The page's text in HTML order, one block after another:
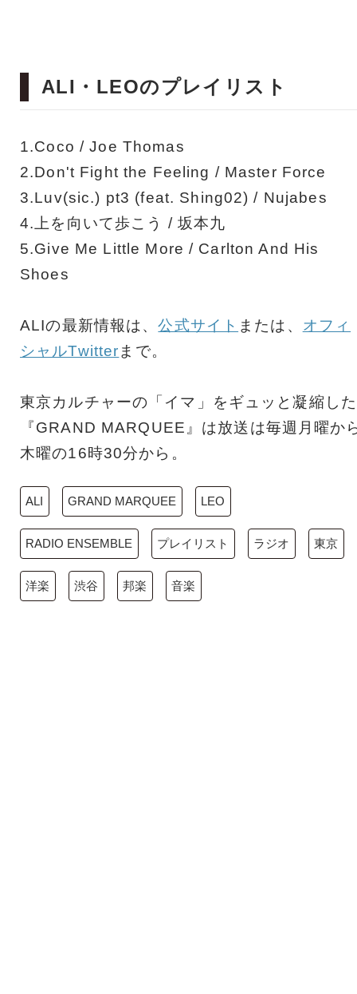
ALI・LEOのプレイリスト
1.Coco / Joe Thomas
2.Don't Fight the Feeling / Master Force
3.Luv(sic.) pt3 (feat. Shing02) / Nujabes
4.上を向いて歩こう / 坂本九
5.Give Me Little More / Carlton And His
Shoes
ALIの最新情報は、公式サイト または、 オフィ
シャルTwitterまで。
東京カルチャーの「イマ」をギュッと凝縮した
『GRAND MARQUEE』は放送は毎週月曜か
木曜の16時30分から。
ALI GRAND MARQUEE LEO
RADIO ENSEMBLE プレイリスト ラジオ 東京
洋楽 渋谷 邦楽 音楽